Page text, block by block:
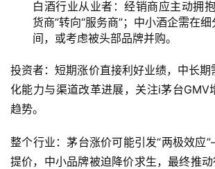
接
白酒行业从业者：经销商应主动拥
货商”转向“服务商”；中小酒企需在
间，或考虑被头部品牌并购。
投资者：短期涨价直接利好业绩，中长期
化能力与渠道改革进展，关注i茅台GMV
趋势。
整个行业：茅台涨价可能引发“两极效
提价，中小品牌被迫降价求生，最终推动